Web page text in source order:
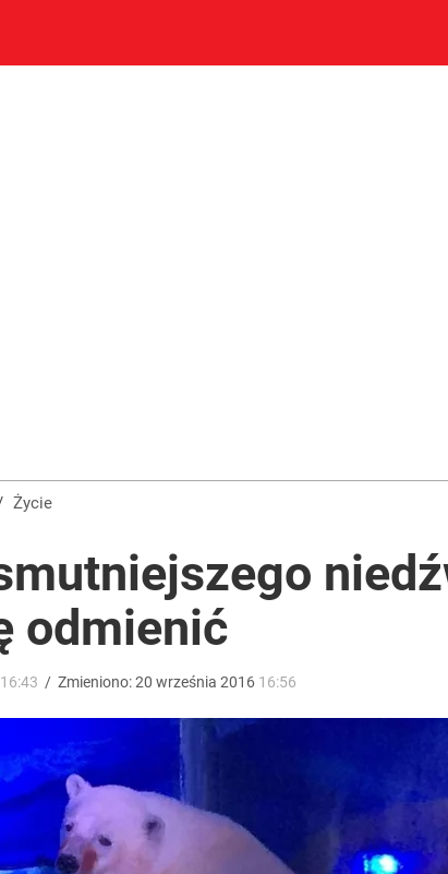
Były minister ujawnił powód
hańba” kontra „Cała Europa nam go zazdrości”
lat
Życie
odmienić
16:43 / Zmieniono:20 września 2016 16:56